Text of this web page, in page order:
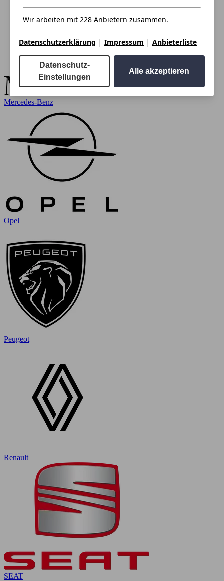
Mercedes-Benz
Opel
Peugeot
Renault
SEAT
Wir arbeiten mit 228 Anbietern zusammen.
Datenschutzerklärung | Impressum | Anbieterliste
Datenschutz-
Einstellungen
Alle akzeptieren